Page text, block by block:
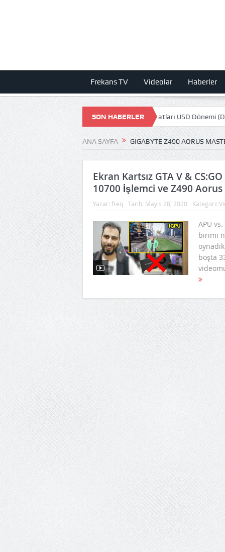
Frekans TV Videolar Haberler
SON HABERLER
ZAMLA 1000 TL Olmuş! STEAM Oyun fiyatları USD Dönemi (Dolar)
ANA SAYFA GIGABYTE Z490 AORUS
Ekran Kartsız GTA V &
10700 İşlemci ve Z490
Yazar: freq Tarih: Mayıs 28, 2020 Kategori:
APU
birimi
boşta